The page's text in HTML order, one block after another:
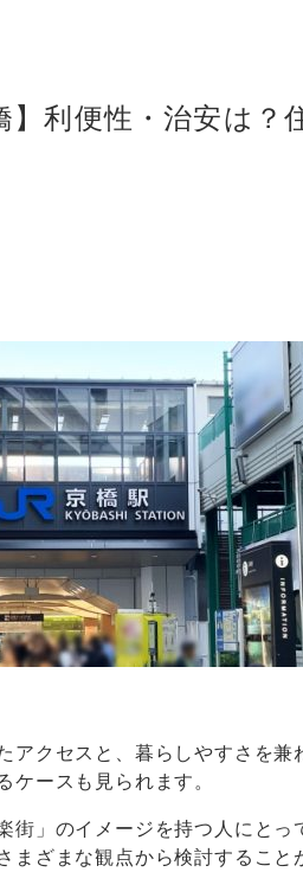
】利便性・治安は
アクセスと、暮らしやすさを
ケースも見られます。
街」のイメージを持つ人にと
まざまな観点から検討すること